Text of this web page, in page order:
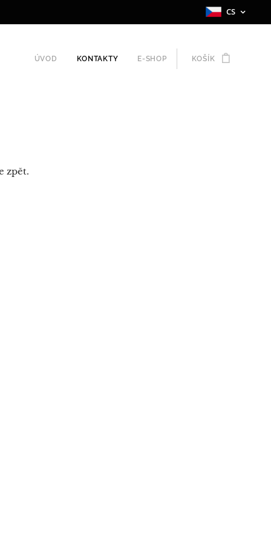
CS
ÚVOD KONTAKTY E-SHOP KOŠÍK
zpět.